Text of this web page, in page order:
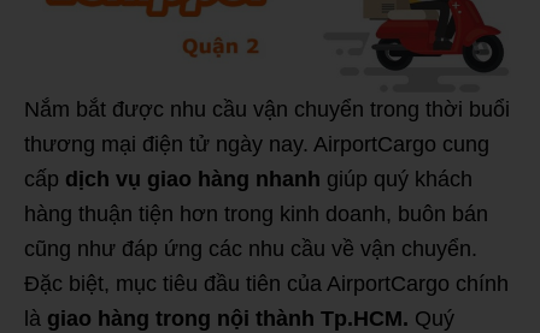
Nắm bắt được nhu cầu vận chuyển trong thời buổi
thương mại điện tử ngày nay. AirportCargo cung
cấp dịch vụ giao hàng nhanh giúp quý khách
hàng thuận tiện hơn trong kinh doanh, buôn bán
cũng như đáp ứng các nhu cầu về vận chuyển.
Đặc biệt, mục tiêu đầu tiên của AirportCargo chính
là giao hàng trong nội thành Tp.HCM. Quý